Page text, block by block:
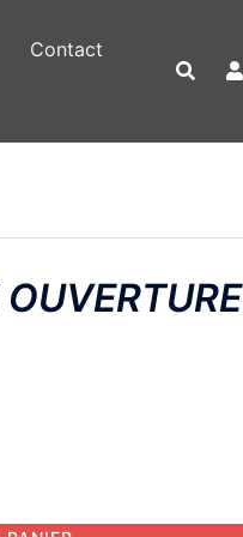
Contact